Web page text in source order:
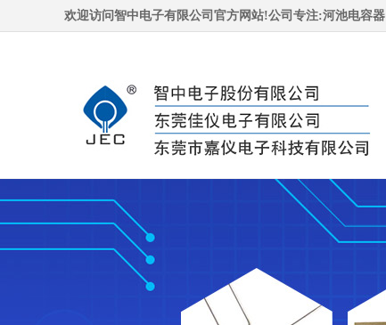
欢迎访问智中电子有限公司官方网站!公司专注:河池电容器